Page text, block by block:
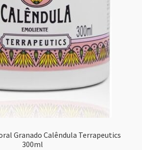
Granado Calêndula Terrapeutics
300ml